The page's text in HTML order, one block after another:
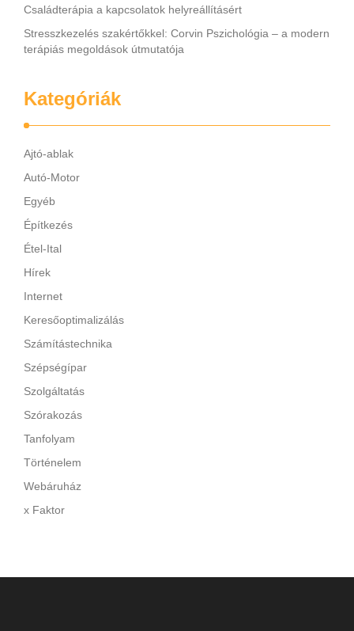
Családterápia a kapcsolatok helyreállításért
Stresszkezelés szakértőkkel: Corvin Pszichológia – a modern
terápiás megoldások útmutatója
Kategóriák
Ajtó-ablak
Autó-Motor
Egyéb
Építkezés
Étel-Ital
Hírek
Internet
Keresőoptimalizálás
Számítástechnika
Szépségípar
Szolgáltatás
Szórakozás
Tanfolyam
Történelem
Webáruház
x Faktor